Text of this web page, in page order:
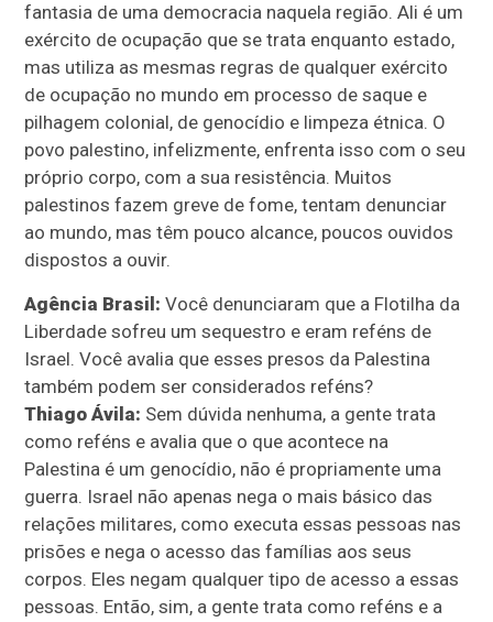
fantasia de uma democracia naquela região. Ali é um
exército de ocupação que se trata enquanto estado,
mas utiliza as mesmas regras de qualquer exército
de ocupação no mundo em processo de saque e
pilhagem colonial, de genocídio e limpeza étnica. O
povo palestino, infelizmente, enfrenta isso com o seu
próprio corpo, com a sua resistência. Muitos
palestinos fazem greve de fome, tentam denunciar
ao mundo, mas têm pouco alcance, poucos ouvidos
dispostos a ouvir.
Agência Brasil: Você denunciaram que a Flotilha da
Liberdade sofreu um sequestro e eram reféns de
Israel. Você avalia que esses presos da Palestina
também podem ser considerados reféns?
Thiago Ávila: Sem dúvida nenhuma, a gente trata
como reféns e avalia que o que acontece na
Palestina é um genocídio, não é propriamente uma
guerra. Israel não apenas nega o mais básico das
relações militares, como executa essas pessoas nas
prisões e nega o acesso das famílias aos seus
corpos. Eles negam qualquer tipo de acesso a essas
pessoas. Então, sim, a gente trata como reféns e a